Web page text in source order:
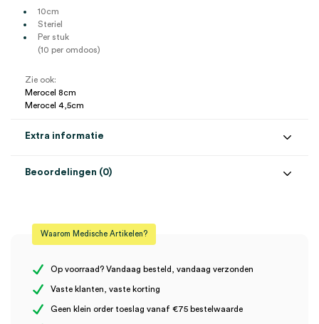
10cm
Steriel
Per stuk
(10 per omdoos)
Zie ook:
Merocel 8cm
Merocel 4,5cm
Extra informatie
Steriel steriel
Beoordelingen (0)
Er zijn nog geen beoordelingen.
Waarom Medische Artikelen?
Op voorraad? Vandaag besteld, vandaag verzonden
Vaste klanten, vaste korting
Geen klein order toeslag vanaf €75 bestelwaarde